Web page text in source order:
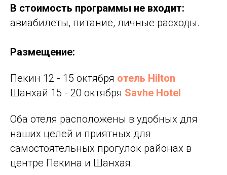
В стоимость программы не входит:
авиабилеты, питание, личные расходы.
Размещение:
Пекин 12 - 15 октября отель Hilton
Шанхай 15 - 20 октября Savhe Hotel
Оба отеля расположены в удобных для
наших целей и приятных для
самостоятельных прогулок районах в
центре Пекина и Шанхая.